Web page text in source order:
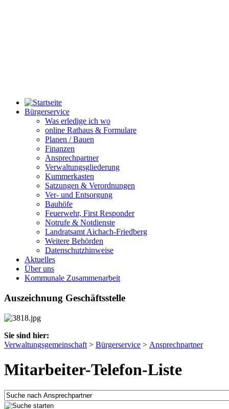
Bürgerservice
Was erledige ich wo
online Rathaus & Formulare
Planen / Bauen
Finanzen
Ansprechpartner
Verwaltungsgliederung
Kummerkasten
Satzungen & Verordnungen
Ver- und Entsorgung
Bauhöfe
Feuerwehr, First Responder
Notrufe & Notdienste
Landratsamt Aichach-Friedberg
Weitere Behörden
Datenschutzhinweise
Aktuelles
Über uns
Kommunale Zusammenarbeit
Auszeichnung Geschäftsstelle
Sie sind hier:
Verwaltungsgemeinschaft > Bürgerservice > Ansprechpartner
Mitarbeiter-Telefon-Liste